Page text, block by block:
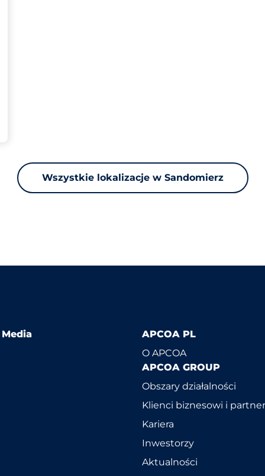
Wszystkie lokalizacje w Sandomierz
APCOA PL
O APCOA
APCOA GROUP
Obszary działalności
Klienci biznesowi i
Kariera
Inwestorzy
Aktualności